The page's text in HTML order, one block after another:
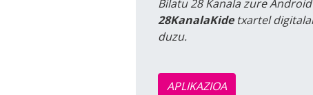
Bilatu 28 Kanala zure
28KanalaKidetxartel
duzu.
APLIKAZIOA